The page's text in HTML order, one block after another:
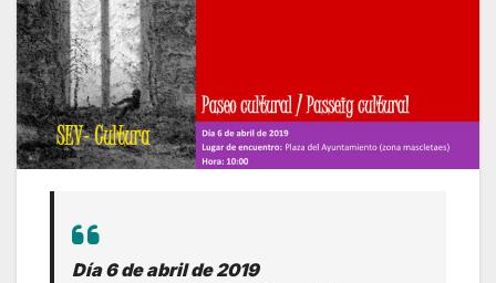
Día 6 de abril de 2019